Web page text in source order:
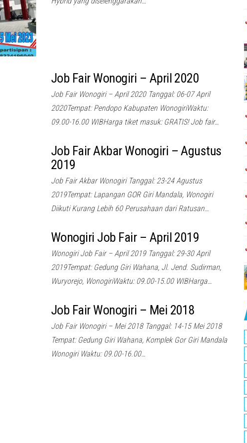
Job Fair Wonogiri – April 2020
Job Fair Wonogiri – April 2020 Tanggal: 06-07 April
2020Tempat: Pendopo Kabupaten WonogiriWaktu:
09.00-16.00 WIBHarga tiket masuk: GRATIS! Job fair…
Job Fair Akbar Wonogiri – Agustus
2019
Job Fair Akbar Wonogiri Tanggal: 23-24 Agustus
2019Tempat: Lapangan GOR Giri Mandala, Wonogiri
Diikuti Kurang Lebih 60 Perusahaan dari Ratusan…
Wonogiri Job Fair – April 2019
Wonogiri Job Fair – April 2019 Tanggal: 29-30 April
2019Tempat: Gedung Giri Wahana, Jl. Jend. Sudirman,
Wuryorejo, WonogiriWaktu: 09.00-15.00 WIBHarga…
Job Fair Wonogiri – Mei 2018
Job Fair Wonogiri – Mei 2018 Tanggal: 14-15 Mei 2018
Tempat: Gedung Giri Wahana, Komplek Gor Giri Mandala
Wonogiri Waktu: 09.00-16.00…